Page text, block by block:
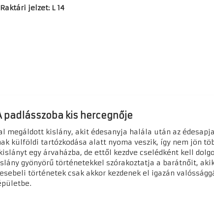
Raktári jelzet: L 14
padlásszoba kis hercegnője
megáldott kislány, akit édesanyja halála után az
külföldi tartózkodása alatt nyoma veszik, így nem jön
egy árvaházba, de ettől kezdve cselédként kell
gyönyörű történetekkel szórakoztatja a barátnőit,
történetek csak akkor kezdenek el igazán